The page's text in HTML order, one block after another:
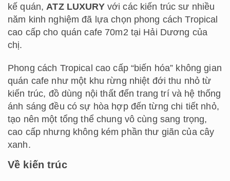
kế quán,ATZ LUXURYvới các kiến trúc sư nhiều
năm kinh nghiệm đã lựa chọn phong cách Tropical
cao cấp cho quán cafe 70m2 tại Hải Dương của
chị.
Phong cách Tropical cao cấp “biến hóa” không gian
quán cafe như một khu rừng nhiệt đới thu nhỏ từ
kiến trúc, đồ dùng nội thất đến trang trí và hệ thống
ánh sáng đều có sự hòa hợp đến từng chi tiết nhỏ,
tạo nên một tổng thể chung vô cùng sang trọng,
cao cấp nhưng không kém phần thư giãn của cây
xanh.
Về kiến trúc